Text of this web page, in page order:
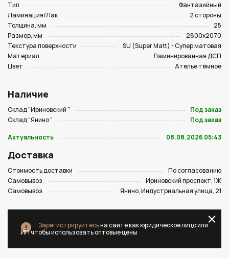
Тип
Фантазийный
Ламинация/Лак
2 стороны
Толщина, мм
25
Размер, мм
2800х2070
Текстура поверхности
SU (Super Matt) - Супер матовая
Материал
Ламинированная ДСП
Цвет
Ателье тёмное
Наличие
Склад "Ириновский "
Под заказ
Склад "Янино "
Под заказ
Актуальность
08.08.2026 05:43
Доставка
Стоимость доставки
По согласованию
Самовывоз
Ириновский проспект, 1Ж
Самовывоз
Янино, Индустриальная улица, 21
Зарегистрируйтесьна сайте как юридическое лицо или
ИП чтобы использовать оптовые цены